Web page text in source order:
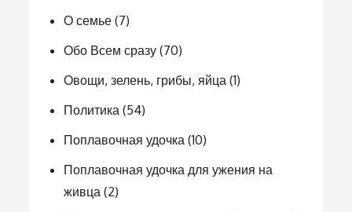
О семье (7)
Обо Всем сразу (70)
Овощи, зелень, грибы, яйца (1)
Политика (54)
Поплавочная удочка (10)
Поплавочная удочка для ужения на
живца (2)